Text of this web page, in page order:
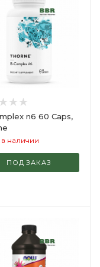
n6 60 Caps,
в наличии
ПОД ЗАКАЗ